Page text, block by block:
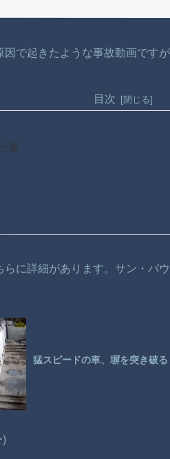
因で起きたような事故動画です
目次
壁
らに詳細があります。サン・パ
猛スピードの車、塀を突き破る
)